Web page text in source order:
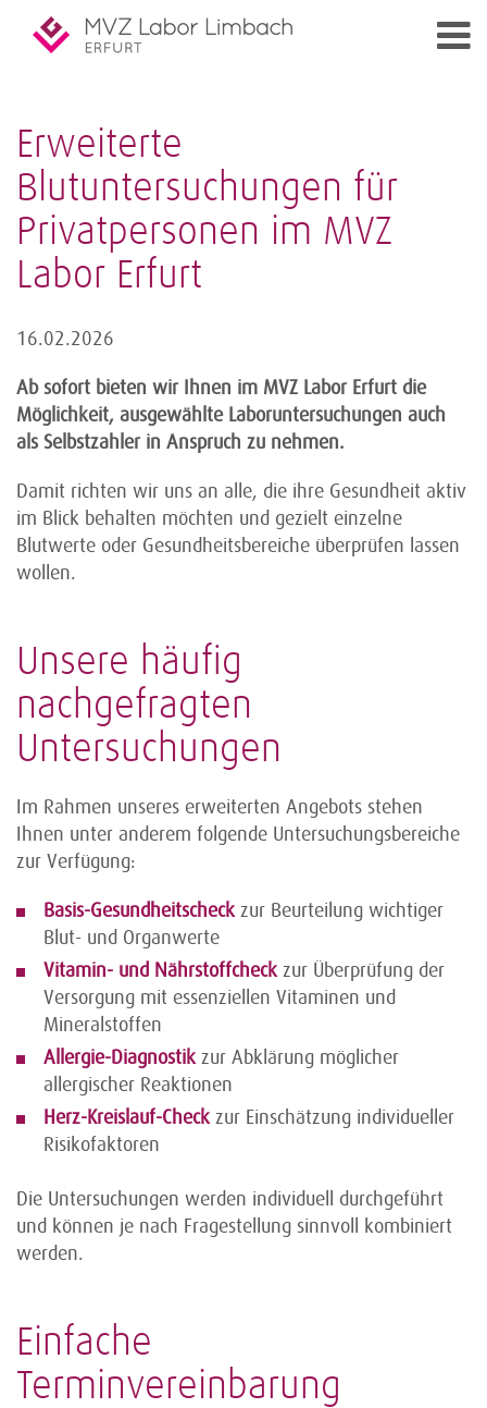
Erweiterte
Blutuntersuchungen für
Privatpersonen im MVZ
Labor Erfurt
16.02.2026
Ab sofort bieten wir Ihnen im MVZ Labor Erfurt die
Möglichkeit, ausgewählte Laboruntersuchungen auch
als Selbstzahler in Anspruch zu nehmen.
Damit richten wir uns an alle, die ihre Gesundheit aktiv
im Blick behalten möchten und gezielt einzelne
Blutwerte oder Gesundheitsbereiche überprüfen lassen
wollen.
Unsere häufig
nachgefragten
Untersuchungen
Im Rahmen unseres erweiterten Angebots stehen
Ihnen unter anderem folgende Untersuchungsbereiche
zur Verfügung:
Basis-Gesundheitscheckzur Beurteilung wichtiger
Blut- und Organwerte
Vitamin- und Nährstoffcheckzur Überprüfung der
Versorgung mit essenziellen Vitaminen und
Mineralstoffen
Allergie-Diagnostikzur Abklärung möglicher
allergischer Reaktionen
Herz-Kreislauf-Checkzur Einschätzung individueller
Risikofaktoren
Die Untersuchungen werden individuell durchgeführt
und können je nach Fragestellung sinnvoll kombiniert
werden.
Einfache
Terminvereinbarung